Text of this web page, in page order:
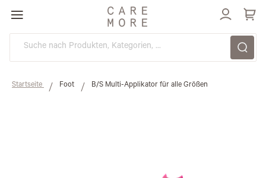
Direkt
zum
Inhalt
Startseite Foot B/S Multi-Applikator für alle Größen